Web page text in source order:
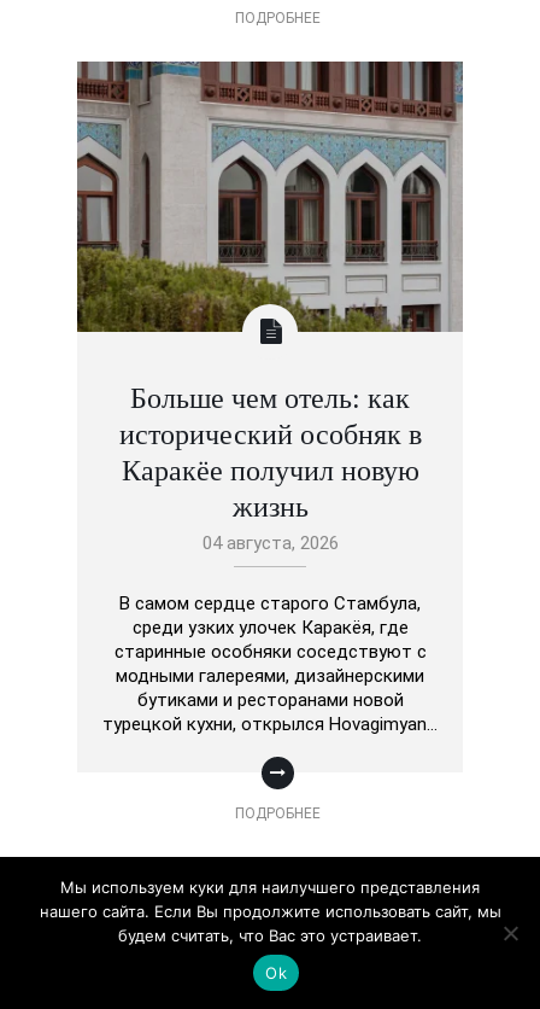
ПОДРОБНЕЕ
Больше чем отель: как
исторический особняк в
Каракёе получил новую
жизнь
04 августа, 2026
В самом сердце старого Стамбула,
среди узких улочек Каракёя, где
старинные особняки соседствуют с
модными галереями, дизайнерскими
бутиками и ресторанами новой
турецкой кухни, открылся Hovagimyan…
ПОДРОБНЕЕ
Мы используем куки для наилучшего представления
нашего сайта. Если Вы продолжите использовать сайт, мы
будем считать, что Вас это устраивает.
Ok